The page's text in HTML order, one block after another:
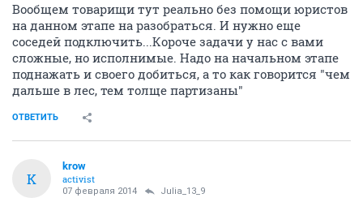
Вообщем товарищи тут реально без помощи юристов
на данном этапе на разобраться. И нужно еще
соседей подключить...Короче задачи у нас с вами
сложные, но исполнимые. Надо на начальном этапе
поднажать и своего добиться, а то как говорится "чем
дальше в лес, тем толще партизаны"
ОТВЕТИТЬ
K
krow
activist
07 февраля 2014 Julia_13_9